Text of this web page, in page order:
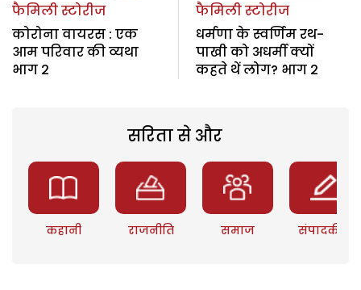
फैमिली स्टोरीज
कोरोना वायरस : एक
आम परिवार की व्यथा
भाग 2
फैमिली स्टोरीज
धर्मणा के स्वर्णिम रथ-
पाखी को अधर्मी क्यों
कहते थें लोग? भाग 2
सरिता से और
कहानी राजनीति समाज संपादकीय